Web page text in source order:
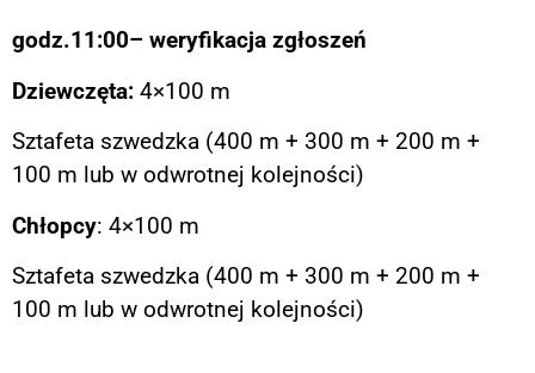
godz.11:00– weryfikacja zgłoszeń
Dziewczęta: 4×100 m
Sztafeta szwedzka (400 m + 300 m + 200 m +
100 m lub w odwrotnej kolejności)
Chłopcy: 4×100 m
Sztafeta szwedzka (400 m + 300 m + 200 m +
100 m lub w odwrotnej kolejności)